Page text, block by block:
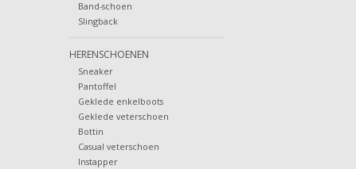
Band-schoen
Slingback
HERENSCHOENEN
Sneaker
Pantoffel
Geklede enkelboots
Geklede veterschoen
Bottin
Casual veterschoen
Instapper